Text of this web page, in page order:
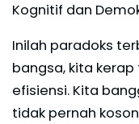
Kognitif dan
Inilah paradoks
bangsa, kita
efisiensi. Kita
tidak pernah